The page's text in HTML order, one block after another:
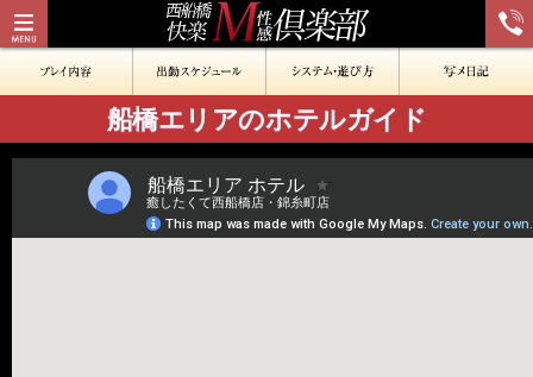
船橋エリアのホテルガイド